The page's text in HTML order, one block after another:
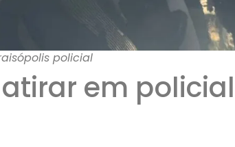
policial
em policial